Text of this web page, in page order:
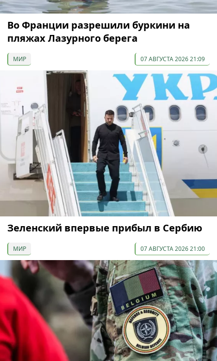
Во Франции разрешили буркини на
пляжах Лазурного берега
МИР 07 АВГУСТА 2026 21:09
Зеленский впервые прибыл в Сербию
МИР 07 АВГУСТА 2026 21:00